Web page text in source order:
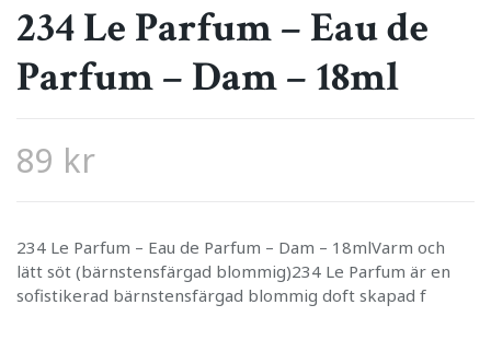
234 Le Parfum – Eau de
Parfum – Dam – 18ml
89 kr
234 Le Parfum – Eau de Parfum – Dam – 18mlVarm och
lätt söt (bärnstensfärgad blommig)234 Le Parfum är en
sofistikerad bärnstensfärgad blommig doft skapad f